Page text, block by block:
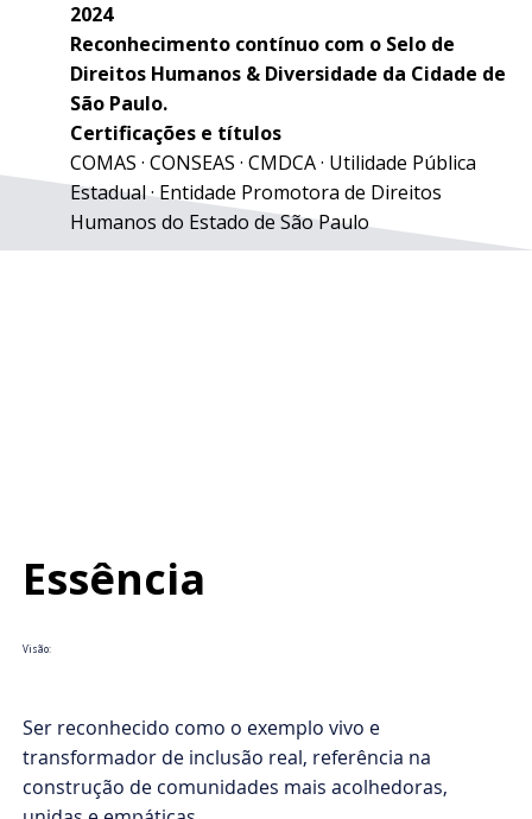
2024
Reconhecimento contínuo com o Selo de
Direitos Humanos & Diversidade da Cidade de
São Paulo.
Certificações e títulos
COMAS · CONSEAS · CMDCA · Utilidade Pública
Estadual · Entidade Promotora de Direitos
Humanos do Estado de São Paulo
Essência
Visão:
Ser reconhecido como o exemplo vivo e
transformador de inclusão real, referência na
construção de comunidades mais acolhedoras,